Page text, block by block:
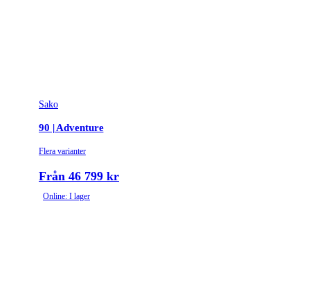
Sako
90 | Adventure
Flera varianter
Från 46 799 kr
Online: I lager